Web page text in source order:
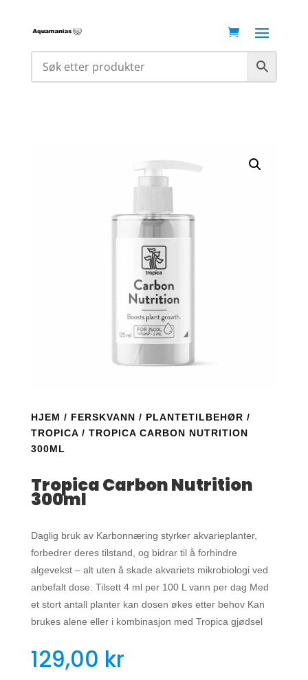
HJEM / FERSKVANN / PLANTETILBEHØR /
TROPICA/ TROPICA CARBON NUTRITION
300ML
Tropica Carbon Nutrition
300ml
Daglig bruk av Karbonnæring styrker akvarieplanter,
forbedrer deres tilstand, og bidrar til å forhindre
algevekst – alt uten å skade akvariets mikrobiologi ved
anbefalt dose. Tilsett 4 ml per 100 L vann per dag Med
et stort antall planter kan dosen økes etter behov Kan
brukes alene eller i kombinasjon med Tropica gjødsel
129,00 kr